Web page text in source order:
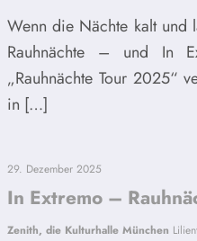
Wenn die Nächte kalt und
Rauhnächte – und In
„Rauhnächte Tour 2025“
in […]
In Extremo –
29. Dezember 2025
Zenith, die Kulturhalle München